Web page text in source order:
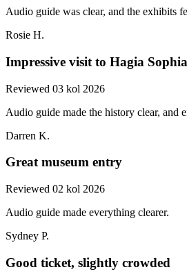
Audio guide was clear, and the exhibits
Rosie H.
Impressive visit to Hagia
Reviewed 03 kol 2026
Audio guide made the history clear, and
Darren K.
Great museum entry
Reviewed 02 kol 2026
Audio guide made everything clearer.
Sydney P.
Good ticket, slightly crowded